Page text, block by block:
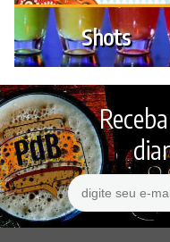
Shots